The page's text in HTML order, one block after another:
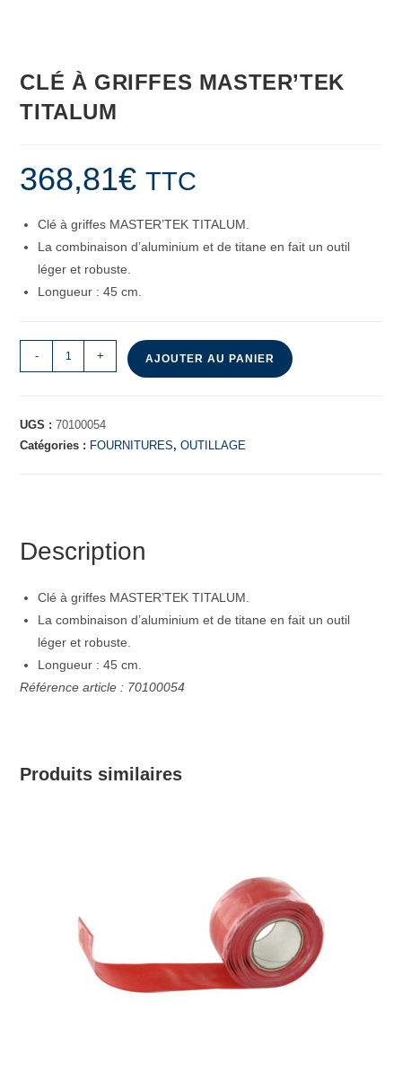
CLÉ À GRIFFES MASTER’TEK
TITALUM
368,81€ TTC
Clé à griffes MASTER’TEK TITALUM.
La combinaison d’aluminium et de titane en fait un outil
léger et robuste.
Longueur : 45 cm.
- + AJOUTER AU PANIER
UGS :70100054
Catégories : FOURNITURES,OUTILLAGE
Description
Clé à griffes MASTER’TEK TITALUM.
La combinaison d’aluminium et de titane en fait un outil
léger et robuste.
Longueur : 45 cm.
Référence article : 70100054
Produits similaires